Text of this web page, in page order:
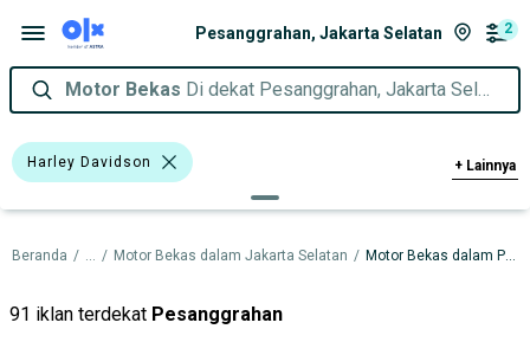
Pesanggrahan, Jakarta Selatan 2
Motor Bekas Di dekat Pesanggrahan, Jakarta Selatan
Harley Davidson
Harley Davidson Softall
Harley Davidson Sportster
Harga Merek Dan Model
+ Lainnya
Beranda / ... / Motor Bekas dalam Jakarta Selatan / Motor Bekas dalam Pesanggrahan
91 iklan terdekat Pesanggrahan